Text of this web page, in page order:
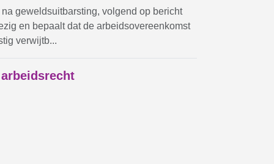
geweldsuitbarsting, volgend op bericht
en bepaalt dat de arbeidsovereenkomst
verwijtb...